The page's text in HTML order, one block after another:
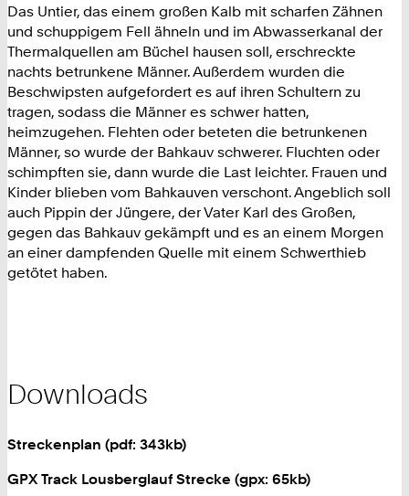
Das Untier, das einem großen Kalb mit scharfen Zähnen
und schuppigem Fell ähneln und im Abwasserkanal der
Thermalquellen am Büchel hausen soll, erschreckte
nachts betrunkene Männer. Außerdem wurden die
Beschwipsten aufgefordert es auf ihren Schultern zu
tragen, sodass die Männer es schwer hatten,
heimzugehen. Flehten oder beteten die betrunkenen
Männer, so wurde der Bahkauv schwerer. Fluchten oder
schimpften sie, dann wurde die Last leichter. Frauen und
Kinder blieben vom Bahkauven verschont. Angeblich soll
auch Pippin der Jüngere, der Vater Karl des Großen,
gegen das Bahkauv gekämpft und es an einem Morgen
an einer dampfenden Quelle mit einem Schwerthieb
getötet haben.
Downloads
Streckenplan (pdf: 343kb)
GPX Track Lousberglauf Strecke (gpx: 65kb)